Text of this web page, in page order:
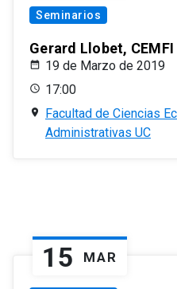
Seminarios
Gerard Llobet, CEMFI
19 de Marzo de 2019
17:00
Facultad de Ciencias
Administrativas UC
15 MAR